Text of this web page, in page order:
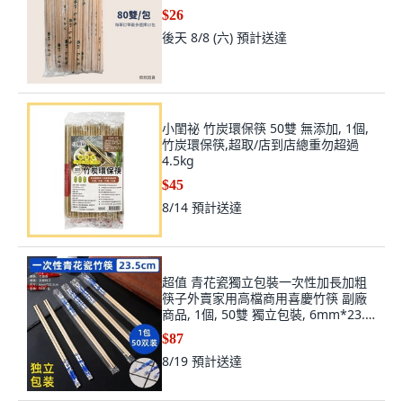
$26
後天 8/8 (六) 預計送達
小閨祕 竹炭環保筷 50雙 無添加, 1個,
竹炭環保筷,超取/店到店總重勿超過
4.5kg
$45
8/14 預計送達
超值 青花瓷獨立包裝一次性加長加粗
筷子外賣家用高檔商用喜慶竹筷 副廠
商品, 1個, 50雙 獨立包裝, 6mm*23.5
cm 青花筷 價
$87
8/19 預計送達